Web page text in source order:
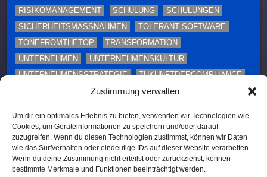
Zustimmung verwalten
Um dir ein optimales Erlebnis zu bieten, verwenden wir Technologien wie
Cookies, um Geräteinformationen zu speichern und/oder darauf
zuzugreifen. Wenn du diesen Technologien zustimmst, können wir Daten
wie das Surfverhalten oder eindeutige IDs auf dieser Website verarbeiten.
Wenn du deine Zustimmung nicht erteilst oder zurückziehst, können
bestimmte Merkmale und Funktionen beeinträchtigt werden.
RISIKOMANAGEMENT
SCHULUNG
SCHULUNGEN
SICHERHEITSMASSNAHMEN
TOLERANT SOFTWARE
TONEFROMTHETOP
TRANSFORMATION
UNTERNEHMEN
UNTERNEHMENSKULTUR
UNTERNEHMENSSTRATEGIE
ZUKUNFTDERCOMPLIANCE
ZUSAMMENARBEIT
ÜBERWACHUNG
Diese Webseite enthält Inhalte und Medien, die ganz
oder teilweise KI-unterstützt erstellt oder bearbeitet
wurden. Namen, Personenabbildungen und Beispiele
dienen – sofern nicht ausdrücklich anders
gekennzeichnet – ausschließlich illustrativen Zwecken.